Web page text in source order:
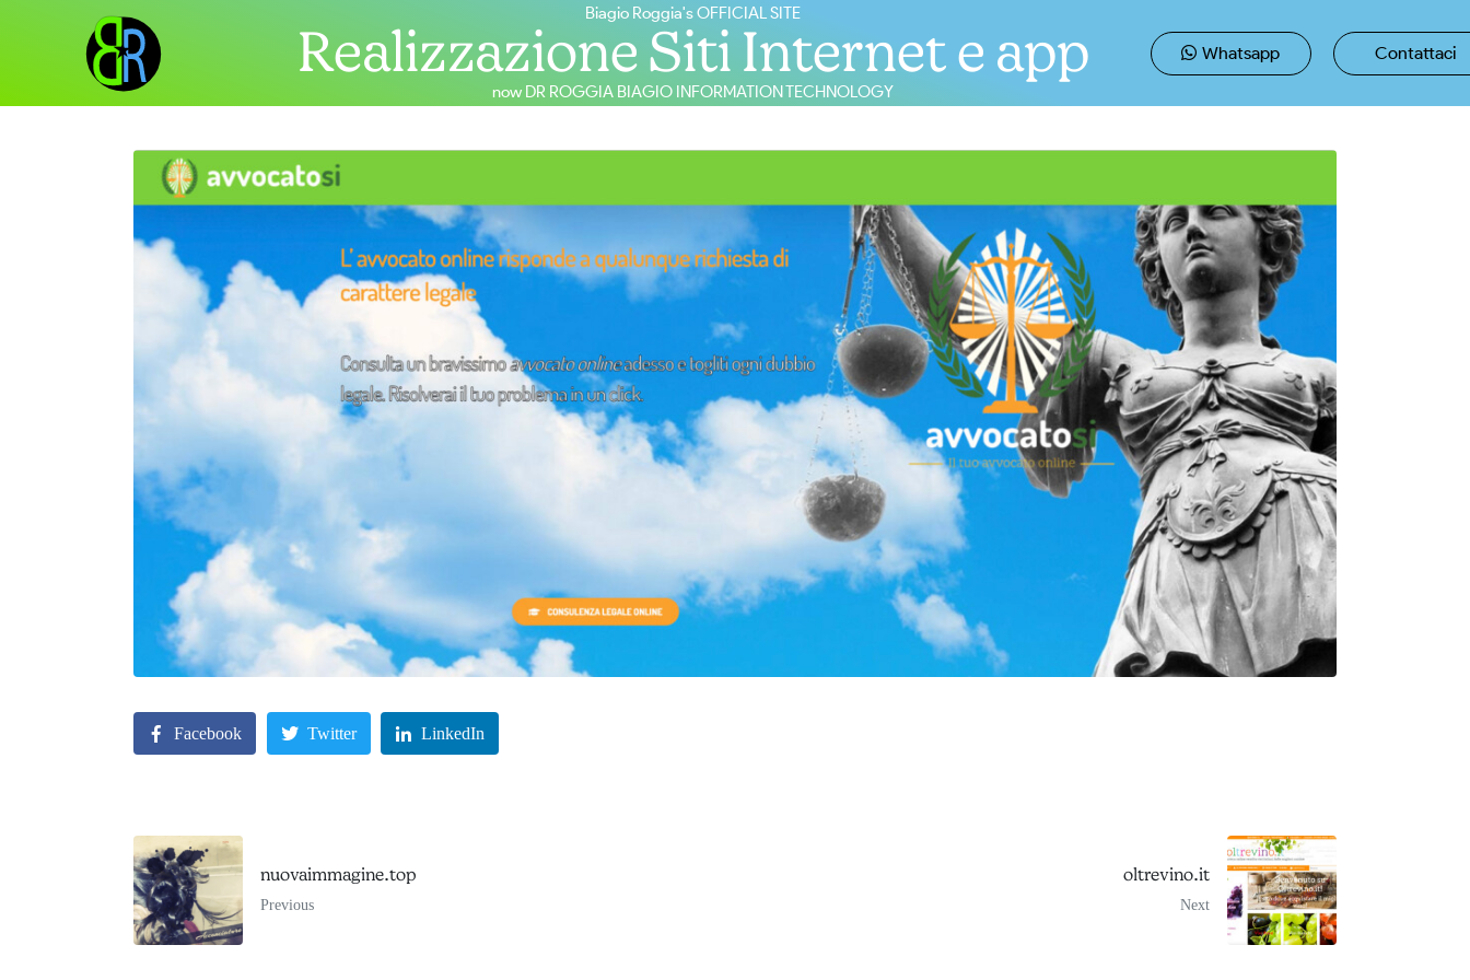
Biagio Roggia's OFFICIAL SITE
Realizzazione Siti Internet e app
now DR ROGGIA BIAGIO INFORMATION TECHNOLOGY
Whatsapp Contattaci
Facebook Twitter LinkedIn
nuovaimmagine.top
Previous
oltrevino.it
Next